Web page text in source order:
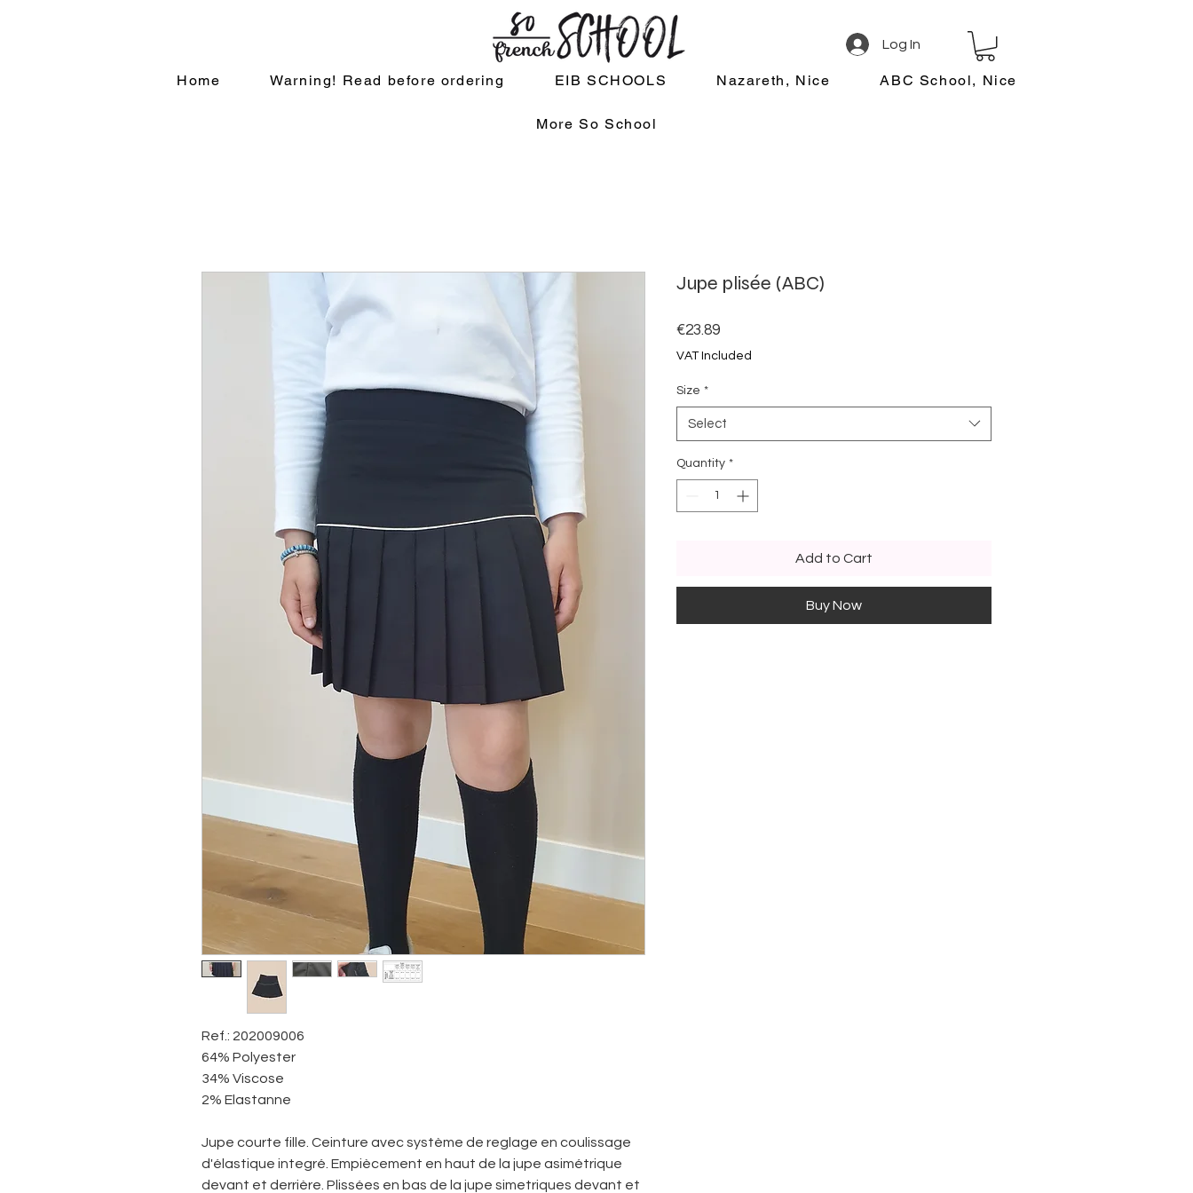
Log In
Home Warning! Read before ordering EIB SCHOOLS Nazareth, Nice ABC School, Nice
More So School
Ref.: 202009006
64% Polyester
34% Viscose
2% Elastanne
Jupe courte fille. Ceinture avec système de reglage en coulissage
d'élastique integré. Empiècement en haut de la jupe asimétrique
devant et derrière. Plissées en bas de la jupe simetriques devant et
Jupe plisée (ABC)
€23.89Price
VAT Included
Size *
Select
Quantity *
Add to Cart
Buy Now